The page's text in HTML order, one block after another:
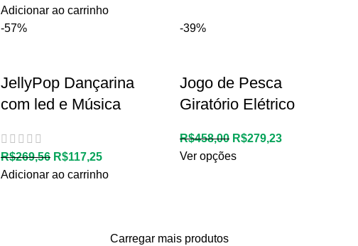
Adicionar ao carrinho
-57%
JellyPop Dançarina
com led e Música
R$269,56 R$117,25
Adicionar ao carrinho
-39%
Jogo de Pesca
Giratório Elétrico
R$458,00 R$279,23
Ver opções
Carregar mais produtos